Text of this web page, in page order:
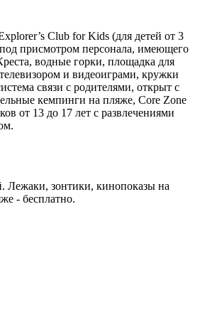
Club for Kids (для детей от 3
под присмотром персонала, имеющего
водные горки, площадка для
и видеоиграми, кружки
связи с родителями, открыт с
кемпинги на пляже, Core Zone
от 13 до 17 лет с развлечениями
Лежаки, зонтики, кинопоказы на
- бесплатно.